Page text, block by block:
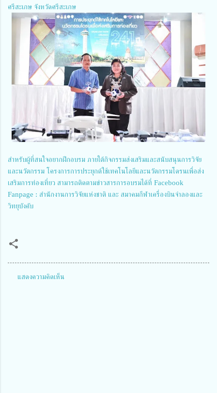
ศรีสะเกษ จังหวัดศรีสะเกษ
สำหรับผู้ที่สนใจอยากฝึกอบรม ภายใต้กิจกรรมส่งเสริมและสนับสนุนการวิจัย
และนวัตกรรม โครงการการประยุกต์ใช้เทคโนโลยีและนวัตกรรมโดรนเพื่อส่ง
เสริมการท่องเที่ยว สามารถติดตามข่าวสารการอบรมได้ที่ Facebook
Fanpage : สำนักงานการวิจัยแห่งชาติ และ สมาคมกีฬาเครื่องบินจำลองและ
วิทยุบังคับ
แสดงความคิดเห็น